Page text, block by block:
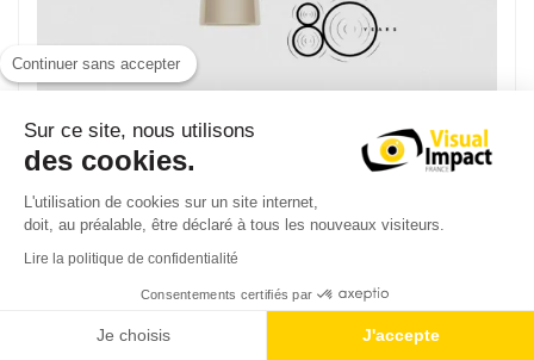
Sennheiser MD 421 Kompakt 80th Edition
Microphone main de reportage omnidirectionnel
329,00 € TTC
274,17 € HT
Continuer sans accepter
Sur ce site, nous utilisons
des cookies.
L'utilisation de cookies sur un site internet,
doit, au préalable, être déclaré à tous les nouveaux visiteurs.
Lire la politique de confidentialité
Consentements certifiés par
Je choisis J'accepte